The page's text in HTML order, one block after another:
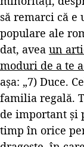
să remarci că e
populare ale
dat, avea un
moduri de a te
așa: „7) Duce.
familia regală.
de important și
timp în orice